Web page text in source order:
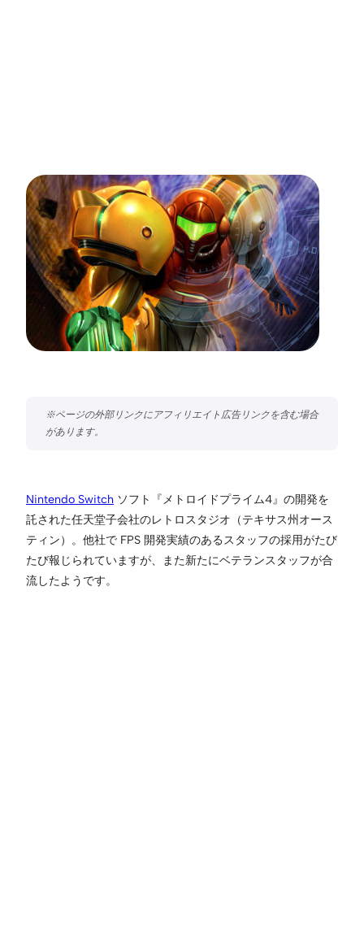
Nintendo Switch ソフト『メトロイドプライム4』の開発を
託された任天堂子会社のレトロスタジオ（テキサス州オース
ティン）。他社で FPS 開発実績のあるスタッフの採用がたび
たび報じられていますが、また新たにベテランスタッフが合
流したようです。